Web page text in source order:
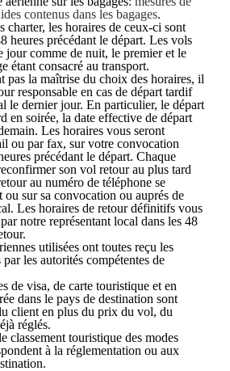
contenus dans les bagages.
charter, les horaires de ceux-ci sont
heures précédant le départ. Les vols
jour comme de nuit, le premier et le
étant consacré au transport.
pas la maîtrise du choix des horaires, il
responsable en cas de départ tardif
le dernier jour. En particulier, le départ
en soirée, la date effective de départ
Les horaires vous seront
ou par fax, sur votre convocation
précédant le départ. Chaque
son vol retour au plus tard
au numéro de téléphone se
sur sa convocation ou auprés de
Les horaires de retour définitifs vous
notre représentant local dans les 48
utilisées ont toutes reçu les
les autorités compétentes de
de visa, de carte touristique et en
dans le pays de destination sont
client en plus du prix du vol, du
réglés.
classement touristique des modes
à la réglementation ou aux